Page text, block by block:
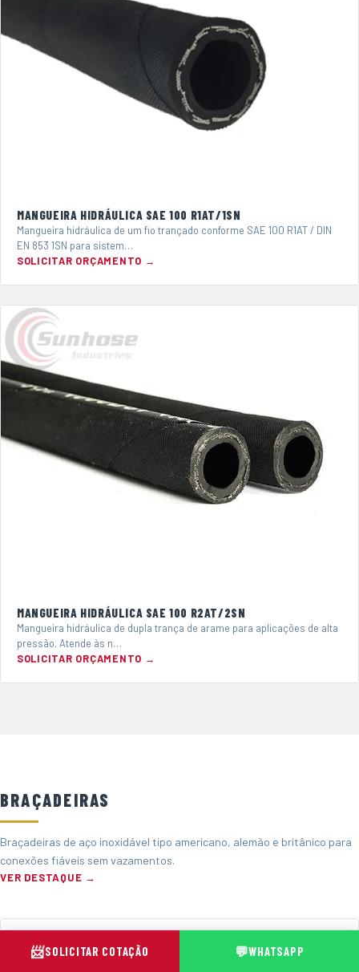
MANGUEIRA HIDRÁULICA SAE 100 R1AT/1SN
Mangueira hidráulica de um fio trançado conforme SAE 100 R1AT / DIN
EN 853 1SN para sistem…
SOLICITAR ORÇAMENTO →
MANGUEIRA HIDRÁULICA SAE 100 R2AT/2SN
Mangueira hidráulica de dupla trança de arame para aplicações de alta
pressão. Atende às n…
SOLICITAR ORÇAMENTO →
BRAÇADEIRAS
Braçadeiras de aço inoxidável tipo americano, alemão e britânico para
conexões fiáveis sem vazamentos.
VER DESTAQUE →
📨SOLICITAR COTAÇÃO 💬WHATSAPP